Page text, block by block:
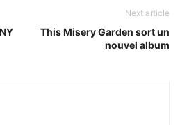
Next article
This Misery Garden sort un
nouvel album